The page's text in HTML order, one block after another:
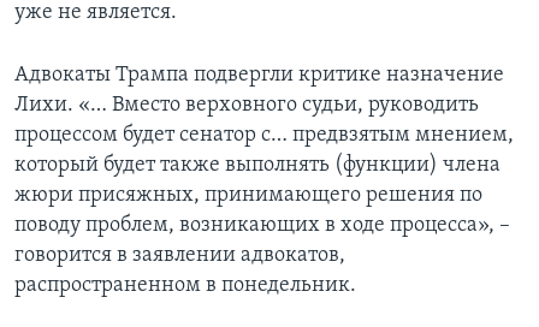
уже не является.
Адвокаты Трампа подвергли критике назначение
Лихи. «… Вместо верховного судьи, руководить
процессом будет сенатор с… предвзятым мнением,
который будет также выполнять (функции) члена
жюри присяжных, принимающего решения по
поводу проблем, возникающих в ходе процесса», –
говорится в заявлении адвокатов,
распространенном в понедельник.